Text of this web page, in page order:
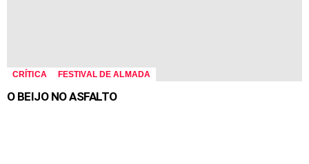
CRÍTICA FESTIVAL DE ALMADA
O BEIJO NO ASFALTO